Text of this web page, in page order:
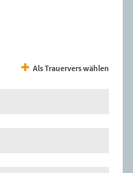
Als Trauervers wählen